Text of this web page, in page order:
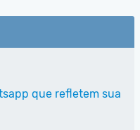
que refletem sua